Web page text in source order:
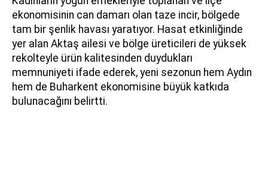
ekonomisinin can damarı olan taze incir, bölgede
tam bir şenlik havası yaratıyor. Hasat etkinliğinde
yer alan Aktaş ailesi ve bölge üreticileri de yüksek
rekolteyle ürün kalitesinden duydukları
memnuniyeti ifade ederek, yeni sezonun hem Aydın
hem de Buharkent ekonomisine büyük katkıda
bulunacağını belirtti.